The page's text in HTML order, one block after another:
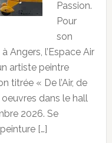
Passion.
Pour
son
Angers, l’Espace Air
artiste peintre
titrée « De l’Air, de
dans le hall
2026. Se
[…]